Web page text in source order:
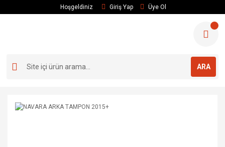
Hoşgeldiniz Giriş Yap Üye Ol
ARA